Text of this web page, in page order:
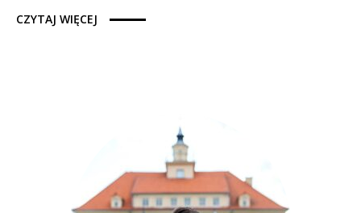
CZYTAJ WIĘCEJ